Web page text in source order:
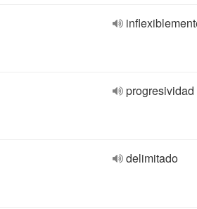
progresividad
delimitado